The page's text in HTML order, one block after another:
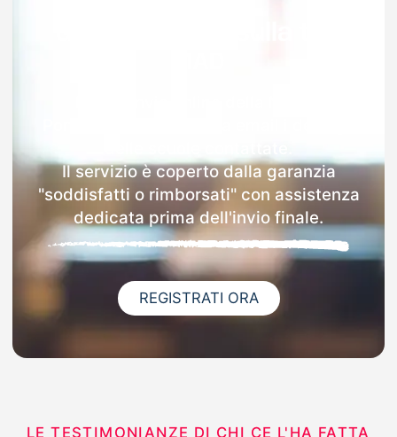
Il servizio è coperto dalla garanzia
"soddisfatti o rimborsati" con assistenza
dedicata prima dell'invio finale.
REGISTRATI ORA
LE TESTIMONIANZE DI CHI CE L'HA FATTA